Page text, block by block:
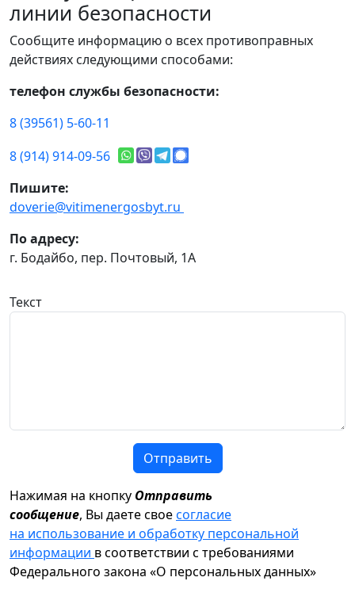
линии безопасности
Сообщите информацию о всех противоправных
действиях следующими способами:
телефон службы безопасности:
8 (39561) 5-60-11
8 (914) 914-09-56
Пишите:
doverie@vitimenergosbyt.ru
По адресу:
г. Бодайбо, пер. Почтовый, 1А
Текст
Отправить
Нажимая на кнопку Отправить
сообщение, Вы даете своесогласие
на использование и обработку персональной
информации в соответствии с требованиями
Федерального закона «О персональных данных»